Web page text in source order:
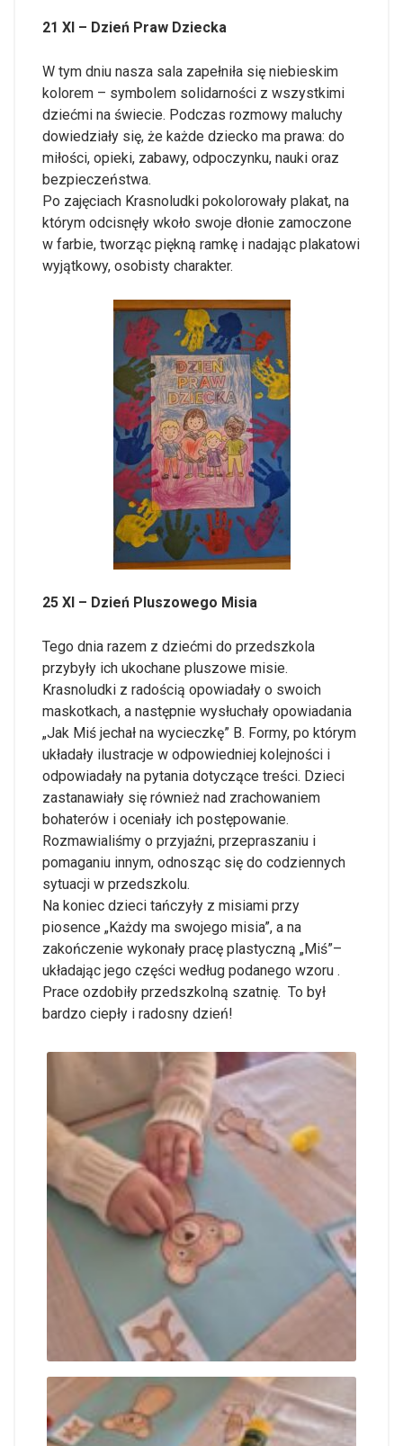
21 XI – Dzień Praw Dziecka
W tym dniu nasza sala zapełniła się niebieskim
kolorem – symbolem solidarności z wszystkimi
dziećmi na świecie. Podczas rozmowy maluchy
dowiedziały się, że każde dziecko ma prawa: do
miłości, opieki, zabawy, odpoczynku, nauki oraz
bezpieczeństwa.
Po zajęciach Krasnoludki pokolorowały plakat, na
którym odcisnęły wkoło swoje dłonie zamoczone
w farbie, tworząc piękną ramkę i nadając plakatowi
wyjątkowy, osobisty charakter.
25 XI – Dzień Pluszowego Misia
Tego dnia razem z dziećmi do przedszkola
przybyły ich ukochane pluszowe misie.
Krasnoludki z radością opowiadały o swoich
maskotkach, a następnie wysłuchały opowiadania
„Jak Miś jechał na wycieczkę” B. Formy, po którym
układały ilustracje w odpowiedniej kolejności i
odpowiadały na pytania dotyczące treści. Dzieci
zastanawiały się również nad zrachowaniem
bohaterów i oceniały ich postępowanie.
Rozmawialiśmy o przyjaźni, przepraszaniu i
pomaganiu innym, odnosząc się do codziennych
sytuacji w przedszkolu.
Na koniec dzieci tańczyły z misiami przy
piosence „Każdy ma swojego misia”, a na
zakończenie wykonały pracę plastyczną „Miś”–
układając jego części według podanego wzoru .
Prace ozdobiły przedszkolną szatnię. To był
bardzo ciepły i radosny dzień!